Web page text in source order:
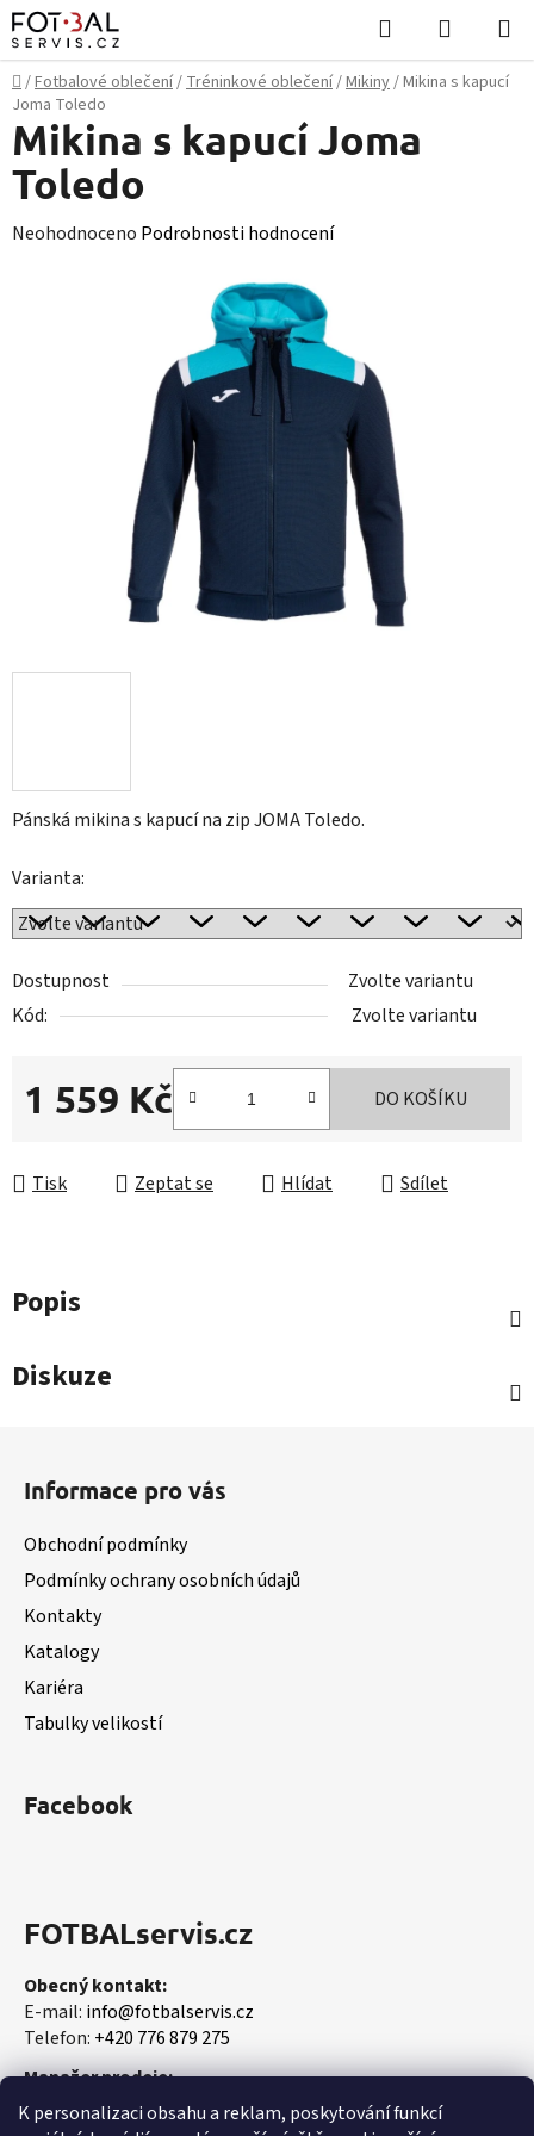
K personalizaci obsahu a reklam, poskytování funkcí
Přejít
na
obsah
Hledat
KOŠÍK
Domů
/Fotbalové oblečení/Tréninkové oblečení/Mikiny/Mikina s kapucí
Joma Toledo
Pánská mikina s kapucí na zip JOMA Toledo.
Varianta:
Dostupnost
Zvolte variantu
Kód:
Zvolte variantu
1 559 Kč DO KOŠÍKU
Tisk Zeptat se Hlídat Sdílet
Mikina s kapucí Joma
Toledo
Průměrné
Neohodnoceno Podrobnosti hodnocení
Popis
Diskuze
Informace pro vás
Obchodní podmínky
Podmínky ochrany osobních údajů
Kontakty
Katalogy
Kariéra
Tabulky velikostí
Facebook
FOTBALservis.cz
Obecný kontakt:
E-mail: info@fotbalservis.cz
Telefon: +420 776 879 275
Manažer prodeje:
Martin Vališ
Mobil: +420 606 657 244